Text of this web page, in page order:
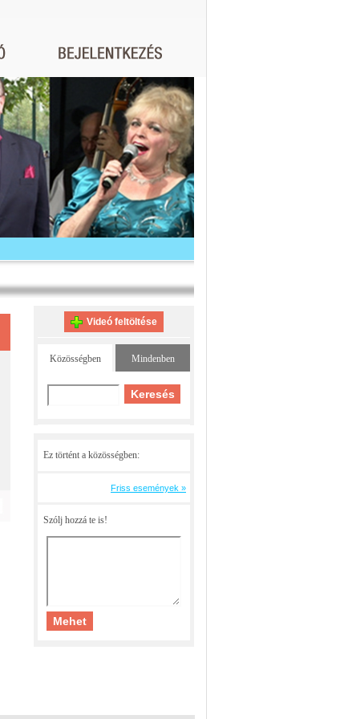
Videó feltöltése
Közösségben Mindenben
Ez történt a közösségben:
Friss események »
Szólj hozzá te is!